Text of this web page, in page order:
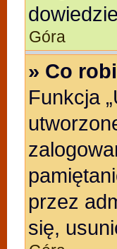
Góra
» Co
Funkcja
przez
się,